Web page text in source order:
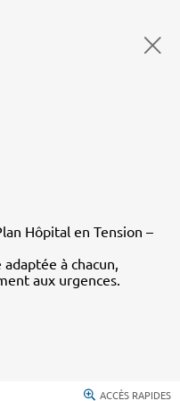
Hôpital en Tension –
à chacun,
aux urgences.
ACCÈS RAPIDES